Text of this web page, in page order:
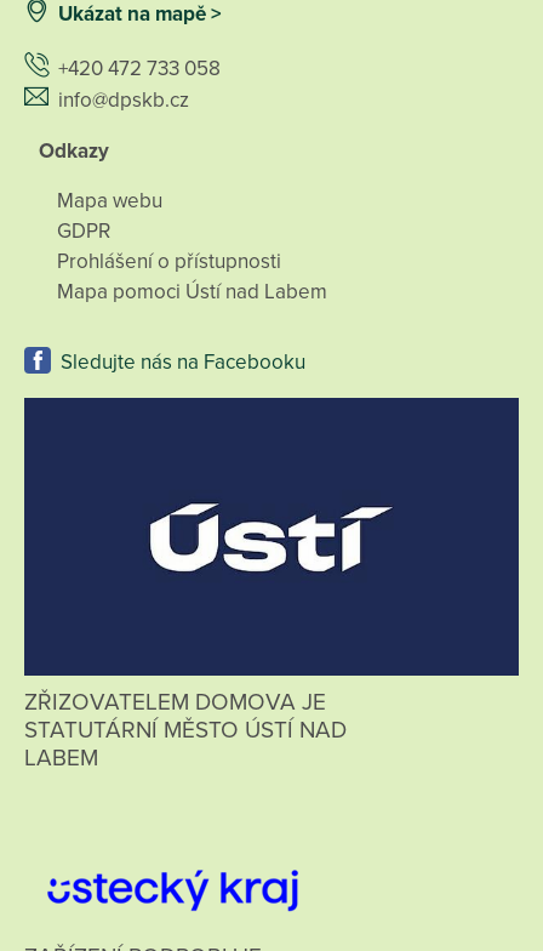
Ukázat na mapě >
+420 472 733 058
info@dpskb.cz
Odkazy
Mapa webu
GDPR
Prohlášení o přístupnosti
Mapa pomoci Ústí nad Labem
Sledujte nás na Facebooku
ZŘIZOVATELEM DOMOVA JE
STATUTÁRNÍ MĚSTO ÚSTÍ NAD
LABEM